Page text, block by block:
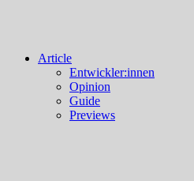
Article
Entwickler:innen
Opinion
Guide
Previews